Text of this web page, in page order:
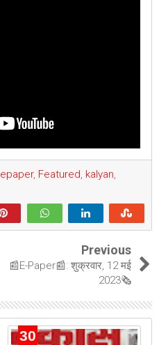
epaper, Featured, kalyan,
Previous
📰E-Paper📰: शुक्रवार, 12 मई
2023🗞
30